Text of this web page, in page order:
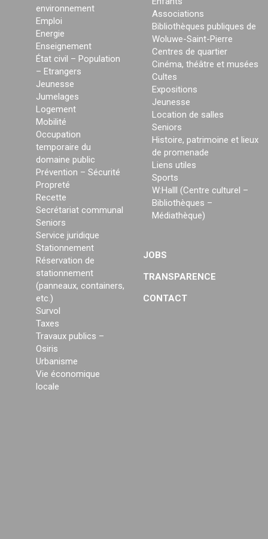
environnement
Emploi
Energie
Enseignement
État civil – Population
– Etrangers
Jeunesse
Jumelages
Logement
Mobilité
Occupation
temporaire du
domaine public
Prévention – Sécurité
Propreté
Recette
Secrétariat communal
Seniors
Service juridique
Stationnement
Réservation de
stationnement
(panneaux, containers,
etc.)
Survol
Taxes
Travaux publics –
Osiris
Urbanisme
Vie économique
locale
Associations
Bibliothèques publiques de
Woluwe-Saint-Pierre
Centres de quartier
Cinéma, théâtre et musées
Cultes
Expositions
Jeunesse
Location de salles
Seniors
Histoire, patrimoine et lieux
de promenade
Liens utiles
Sports
W:Halll (Centre culturel –
Bibliothèques –
Médiathèque)
JOBS
TRANSPARENCE
CONTACT